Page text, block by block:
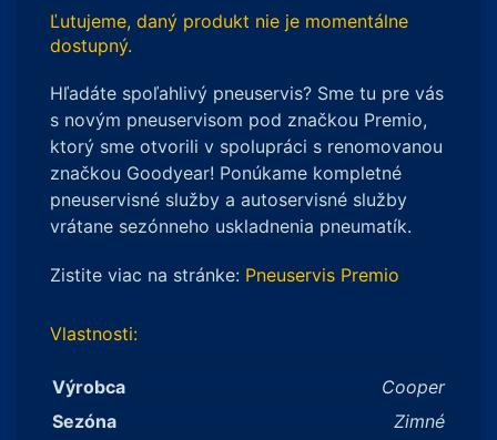
Ľutujeme, daný produkt nie je momentálne
dostupný.
Hľadáte spoľahlivý pneuservis? Sme tu pre vás
s novým pneuservisom pod značkou Premio,
ktorý sme otvorili v spolupráci s renomovanou
značkou Goodyear! Ponúkame kompletné
pneuservisné služby a autoservisné služby
vrátane sezónneho uskladnenia pneumatík.
Zistite viac na stránke: Pneuservis Premio
Vlastnosti:
Výrobca
Cooper
Sezóna
Zimné